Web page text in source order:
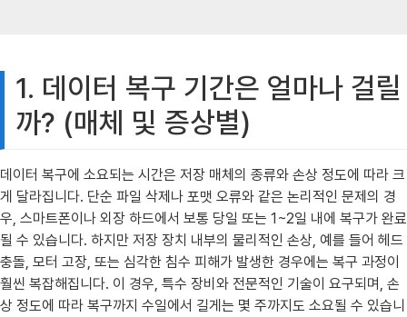
1. 데이터 복구 기간은 얼마나 걸릴
까? (매체 및 증상별)
데이터 복구에 소요되는 시간은 저장 매체의 종류와 손상 정도에 따라 크
게 달라집니다. 단순 파일 삭제나 포맷 오류와 같은 논리적인 문제의 경
우, 스마트폰이나 외장 하드에서 보통 당일 또는 1~2일 내에 복구가 완료
될 수 있습니다. 하지만 저장 장치 내부의 물리적인 손상, 예를 들어 헤드
충돌, 모터 고장, 또는 심각한 침수 피해가 발생한 경우에는 복구 과정이
훨씬 복잡해집니다. 이 경우, 특수 장비와 전문적인 기술이 요구되며, 손
상 정도에 따라 복구까지 수일에서 길게는 몇 주까지도 소요될 수 있습니